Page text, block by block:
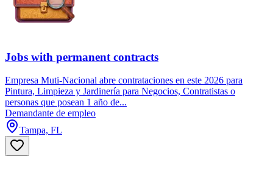
Jobs with permanent contracts
Empresa Muti-Nacional abre contrataciones en este 2026 para
Pintura, Limpieza y Jardinería para Negocios, Contratistas o
personas que posean 1 año de...
Demandante de empleo
Tampa, FL